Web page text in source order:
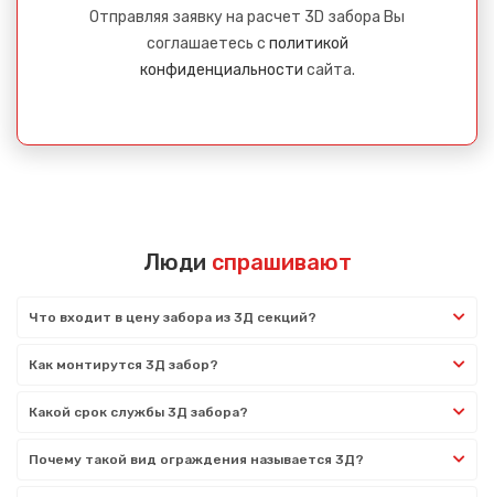
Отправляя заявку на расчет 3D забора Вы
соглашаетесь с политикой
конфиденциальности сайта.
Люди спрашивают
Что входит в цену забора из 3Д секций?
Как монтирутся 3Д забор?
Какой срок службы 3Д забора?
Почему такой вид ограждения называется 3Д?